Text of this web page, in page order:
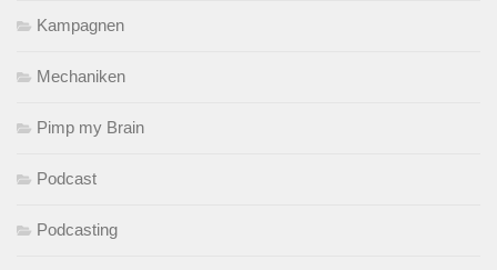
Kampagnen
Mechaniken
Pimp my Brain
Podcast
Podcasting